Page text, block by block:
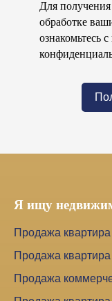
Для
обработке
ознакомьтесь
Я ищу
Продажа квартира
Продажа
Продажа